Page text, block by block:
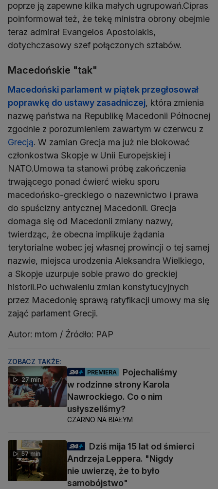
poprze ją zapewne kilka małych ugrupowań.Cipras
poinformował też, że tekę ministra obrony obejmie
teraz admirał Evangelos Apostolakis,
dotychczasowy szef połączonych sztabów.
Macedońskie "tak"
Macedoński parlament w piątek przegłosował
poprawkę do ustawy zasadniczej, która zmienia
nazwę państwa na Republikę Macedonii Północnej
zgodnie z porozumieniem zawartym w czerwcu z
Grecją. W zamian Grecja ma już nie blokować
członkostwa Skopje w Unii Europejskiej i
NATO.Umowa ta stanowi próbę zakończenia
trwającego ponad ćwierć wieku sporu
macedońsko-greckiego o nazewnictwo i prawa
do spuścizny antycznej Macedonii. Grecja
domaga się od Macedonii zmiany nazwy,
twierdząc, że obecna implikuje żądania
terytorialne wobec jej własnej prowincji o tej samej
nazwie, miejsca urodzenia Aleksandra Wielkiego,
a Skopje uzurpuje sobie prawo do greckiej
historii.Po uchwaleniu zmian konstytucyjnych
przez Macedonię sprawą ratyfikacji umowy ma się
zająć parlament Grecji.
Autor: mtom / Źródło: PAP
ZOBACZ TAKŻE:
27 min
PREMIERA
Pojechaliśmy
w rodzinne strony Karola
Nawrockiego. Co o nim
usłyszeliśmy?
CZARNO NA BIAŁYM
57 min
Dziś mija 15 lat od śmierci
Andrzeja Leppera. "Nigdy
nie uwierzę, że to było
samobójstwo"